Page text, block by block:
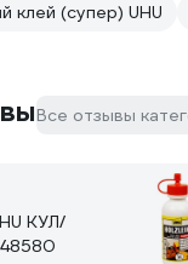
клей (супер) UHU
Все отзывы
КУЛ/